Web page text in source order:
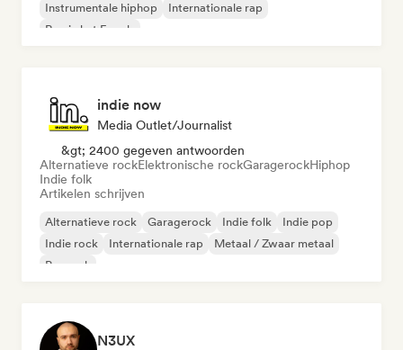
Instrumentale hiphop
Internationale rap
Rap in het Engels
indie now
Media Outlet/Journalist
&gt; 2400 gegeven antwoorden
Alternatieve rockElektronische rockGaragerockHiphop
Indie folk
Artikelen schrijven
Alternatieve rock Garagerock Indie folk
Indie pop
Indie rock
Internationale rap
Metaal / Zwaar metaal
Poprock
N3UX